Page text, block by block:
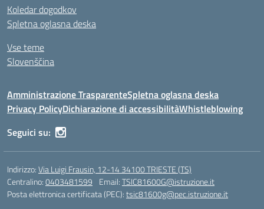
Koledar dogodkov
Spletna oglasna deska
Vse teme
Slovenščina
Amministrazione TrasparenteSpletna oglasna deska
Privacy PolicyDichiarazione di accessibilitàWhistleblowing
Seguici su:
Indirizzo:Via Luigi Frausin, 12-14 34100 TRIESTE (TS)
Centralino:0403481599 Email:TSIC81600G@istruzione.it
Posta elettronica certificata (PEC):tsic81600g@pec.istruzione.it